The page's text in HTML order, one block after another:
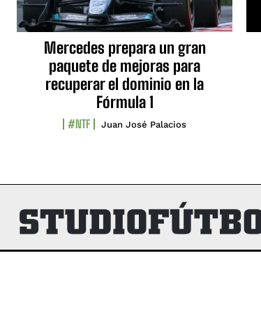
Mercedes prepara un gran
paquete de mejoras para
recuperar el dominio en la
Fórmula 1
#NTF Juan José Palacios